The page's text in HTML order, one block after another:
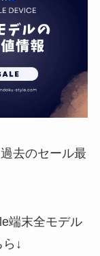
去のセール最
端末全モデル
↓